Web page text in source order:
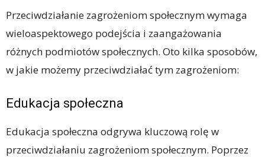
Przeciwdziałanie zagrożeniom społecznym wymaga
wieloaspektowego podejścia i zaangażowania
różnych podmiotów społecznych. Oto kilka sposobów,
w jakie możemy przeciwdziałać tym zagrożeniom:
Edukacja społeczna
Edukacja społeczna odgrywa kluczową rolę w
przeciwdziałaniu zagrożeniom społecznym. Poprzez